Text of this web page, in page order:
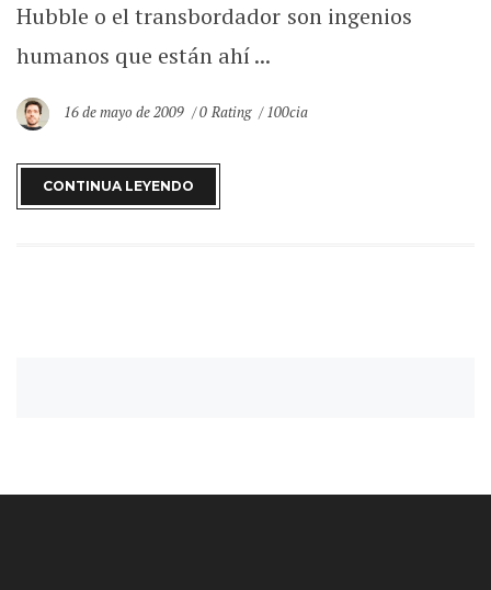
Hubble o el transbordador son ingenios
humanos que están ahí ...
16 de mayo de 2009 0 Rating 100cia
CONTINUA LEYENDO